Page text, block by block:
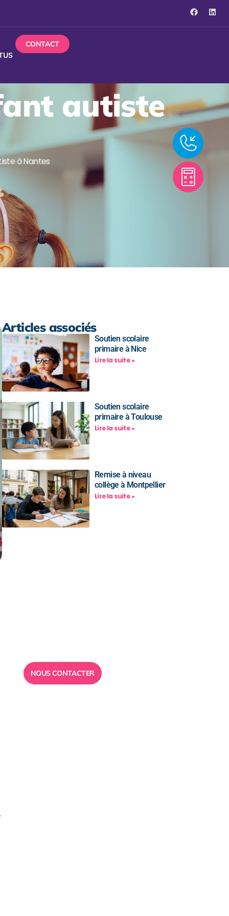
CONTACT
autiste
à Nantes
Articles associés
Soutien scolaire
primaire à Nice
Lire la suite »
Soutien scolaire
primaire à Toulouse
Lire la suite »
Remise à niveau
collège à Montpellier
Lire la suite »
NOUS CONTACTER